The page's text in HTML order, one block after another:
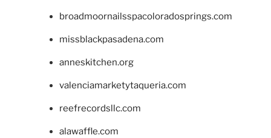
broadmoornailsspacoloradosprings.com
missblackpasadena.com
anneskitchen.org
valenciamarketytaqueria.com
reefrecordsllc.com
alawaffle.com